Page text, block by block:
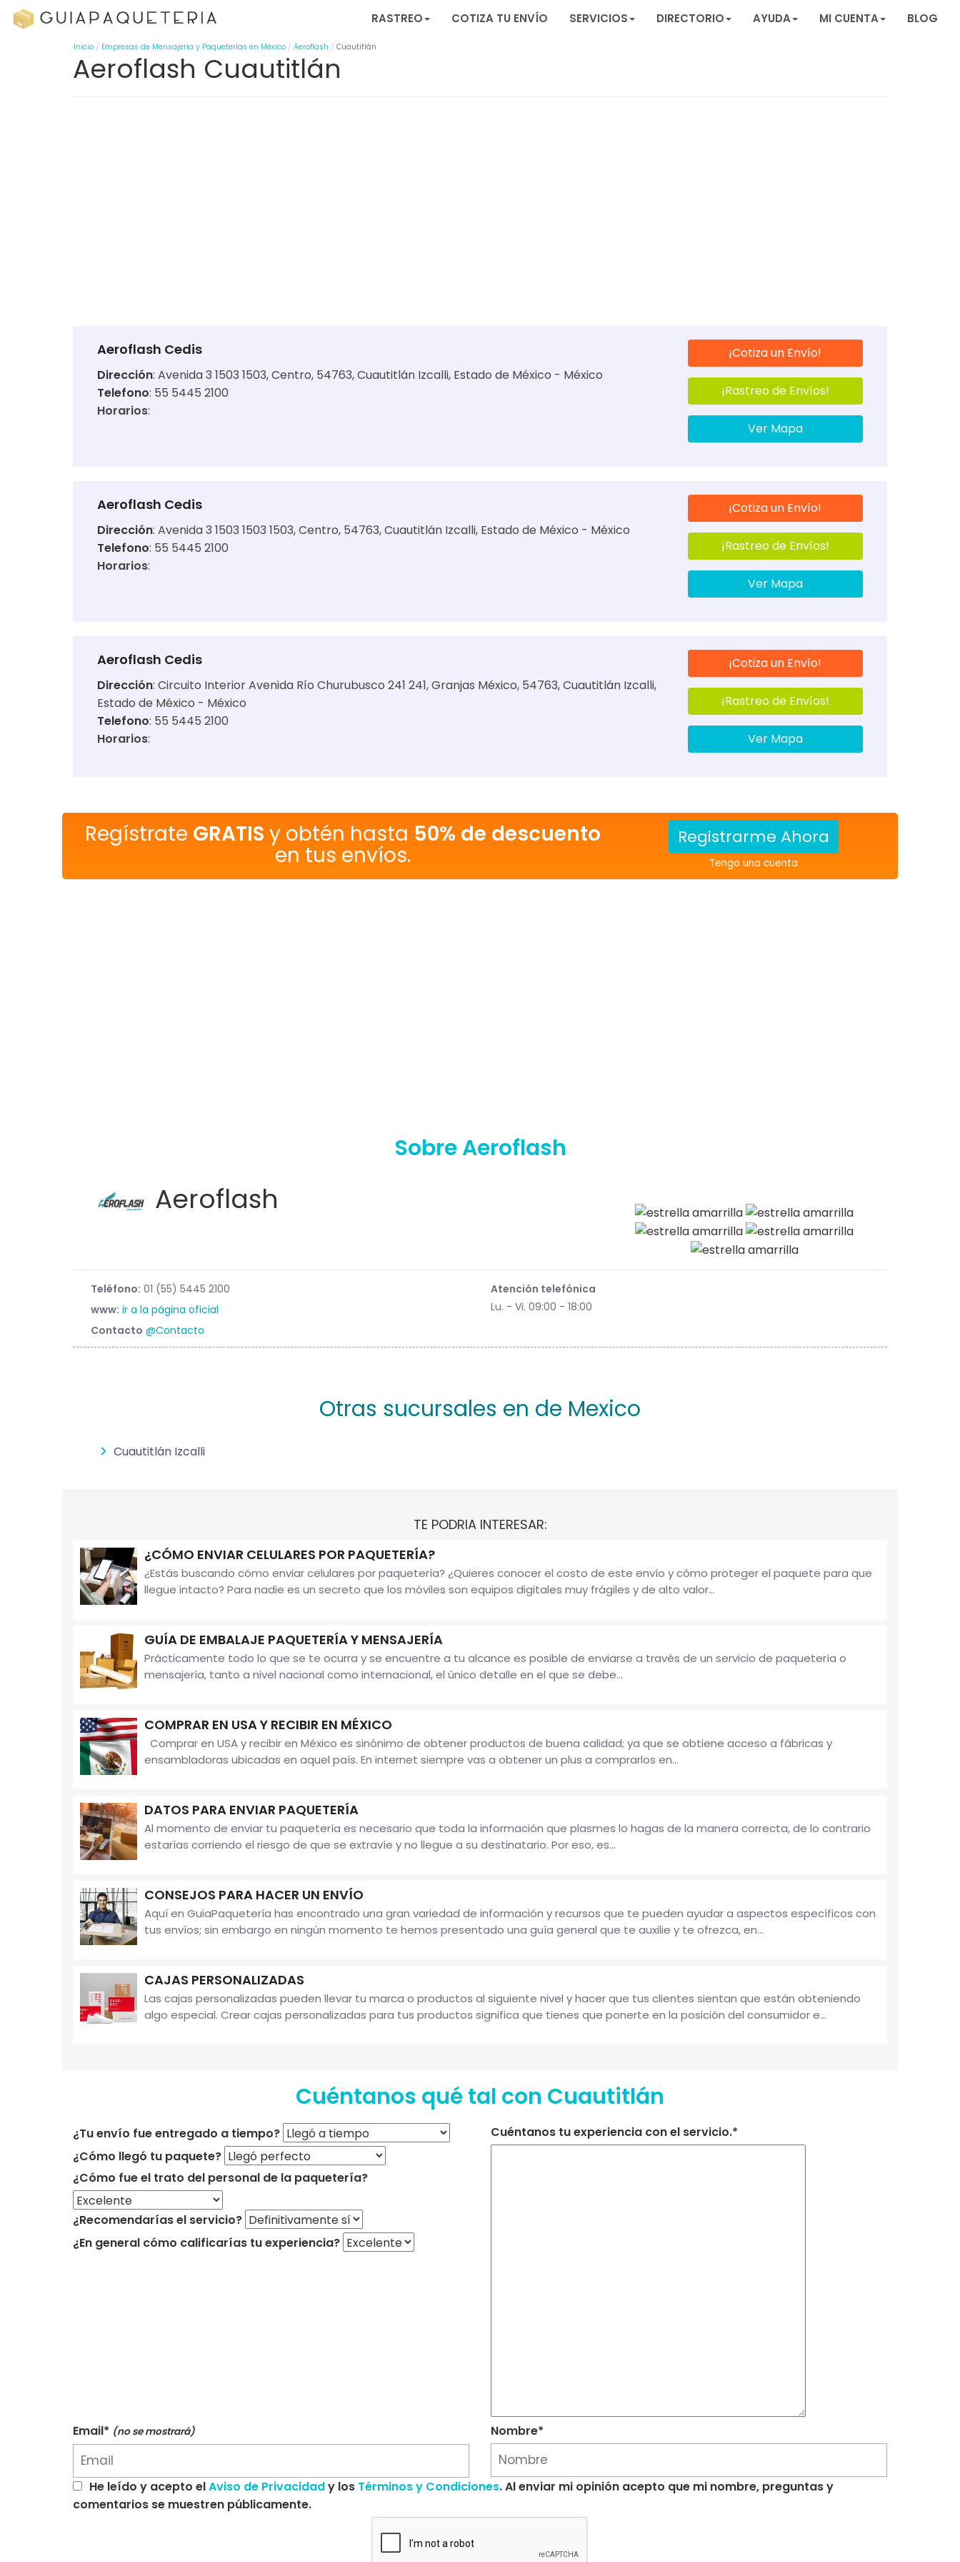
RASTREO COTIZA TU ENVÍO SERVICIOS DIRECTORIO AYUDA MI CUENTA BLOG
Inicio Empresas de Mensajería y Paqueterías en México Aeroflash Cuautitlán
Aeroflash Cuautitlán
Aeroflash Cedis
Dirección: Avenida 3 1503 1503, Centro, 54763, Cuautitlán Izcalli, Estado de México - México
Telefono: 55 5445 2100
Horarios:
¡Cotiza un Envío!
¡Rastreo de Envíos!
Ver Mapa
Aeroflash Cedis
Dirección: Avenida 3 1503 1503 1503, Centro, 54763, Cuautitlán Izcalli, Estado de México - México
Telefono: 55 5445 2100
Horarios:
¡Cotiza un Envío!
¡Rastreo de Envíos!
Ver Mapa
Aeroflash Cedis
Dirección: Circuito Interior Avenida Río Churubusco 241 241, Granjas México, 54763, Cuautitlán Izcalli,
Estado de México - México
Telefono: 55 5445 2100
Horarios:
¡Cotiza un Envío!
¡Rastreo de Envíos!
Ver Mapa
Regístrate GRATIS y obtén hasta 50% de descuento
en tus envíos.
Registrarme Ahora
Tengo una cuenta
Sobre Aeroflash
Aeroflash
Teléfono: 01 (55) 5445 2100
www: ir a la página oficial
Contacto @Contacto
Atención telefónica
Lu. - Vi. 09:00 - 18:00
Otras sucursales en de Mexico
Cuautitlán Izcalli
TE PODRIA INTERESAR:
¿CÓMO ENVIAR CELULARES POR PAQUETERÍA?
¿Estás buscando cómo enviar celulares por paquetería? ¿Quieres conocer el costo de este envío y cómo proteger el paquete para que
llegue intacto? Para nadie es un secreto que los móviles son equipos digitales muy frágiles y de alto valor...
GUÍA DE EMBALAJE PAQUETERÍA Y MENSAJERÍA
Prácticamente todo lo que se te ocurra y se encuentre a tu alcance es posible de enviarse a través de un servicio de paquetería o
mensajería, tanto a nivel nacional como internacional, el único detalle en el que se debe...
COMPRAR EN USA Y RECIBIR EN MÉXICO
Comprar en USA y recibir en México es sinónimo de obtener productos de buena calidad; ya que se obtiene acceso a fábricas y
ensambladoras ubicadas en aquel país. En internet siempre vas a obtener un plus a comprarlos en...
DATOS PARA ENVIAR PAQUETERÍA
Al momento de enviar tu paquetería es necesario que toda la información que plasmes lo hagas de la manera correcta, de lo contrario
estarías corriendo el riesgo de que se extravíe y no llegue a su destinatario. Por eso, es...
CONSEJOS PARA HACER UN ENVÍO
Aquí en GuiaPaquetería has encontrado una gran variedad de información y recursos que te pueden ayudar a aspectos específicos con
tus envíos; sin embargo en ningún momento te hemos presentado una guía general que te auxilie y te ofrezca, en...
CAJAS PERSONALIZADAS
Las cajas personalizadas pueden llevar tu marca o productos al siguiente nivel y hacer que tus clientes sientan que están obteniendo
algo especial. Crear cajas personalizadas para tus productos significa que tienes que ponerte en la posición del consumidor e...
Cuéntanos qué tal con Cuautitlán
¿Tu envío fue entregado a tiempo?
¿Cómo llegó tu paquete?
¿Cómo fue el trato del personal de la paquetería?
¿Recomendarías el servicio?
¿En general cómo calificarías tu experiencia?
Cuéntanos tu experiencia con el servicio.*
Email* (no se mostrará) Nombre*
He leído y acepto elAviso de Privacidady los Términos y Condiciones. Al enviar mi opinión acepto que mi nombre, preguntas y
comentarios se muestren públicamente.